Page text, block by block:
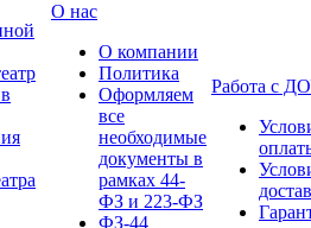
О нас
О компании
Политика
Оформляем
все
необходимые
документы в
рамках 44-
ФЗ и 223-ФЗ
ФЗ-44
Работа с